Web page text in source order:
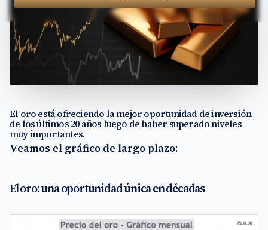
El oro está ofreciendo la mejor oportunidad de inversión
de los últimos 20 años luego de haber superado niveles
muy importantes.
Veamos el gráfico de largo plazo:
El oro: una oportunidad única en décadas